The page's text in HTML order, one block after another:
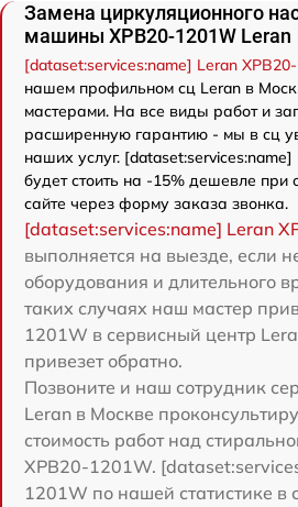
Замена циркуляционного
машины XPB20-1201W Leran
[dataset:services:name] Leran
нашем профильном сц Leran в
мастерами. На все виды работ и
расширенную гарантию - мы в сц
наших услуг.
будет стоить на -15% дешевле
сайте через форму заказа звонка.
[dataset:services:name] Leran
выполняется на выезде, если
оборудования и длительного
таких случаях наш мастер
1201W в сервисный центр
привезет обратно.
Позвоните и наш сотрудник
Leran в Москве
стоимость работ над
XPB20-1201W.
1201W по нашей статистике в